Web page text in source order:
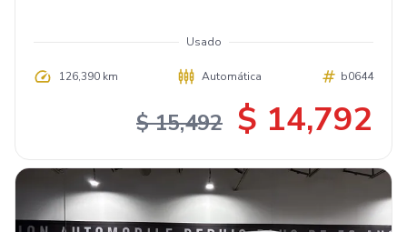
Usado
126,390 km Automática b0644
$ 15,492 $ 14,792